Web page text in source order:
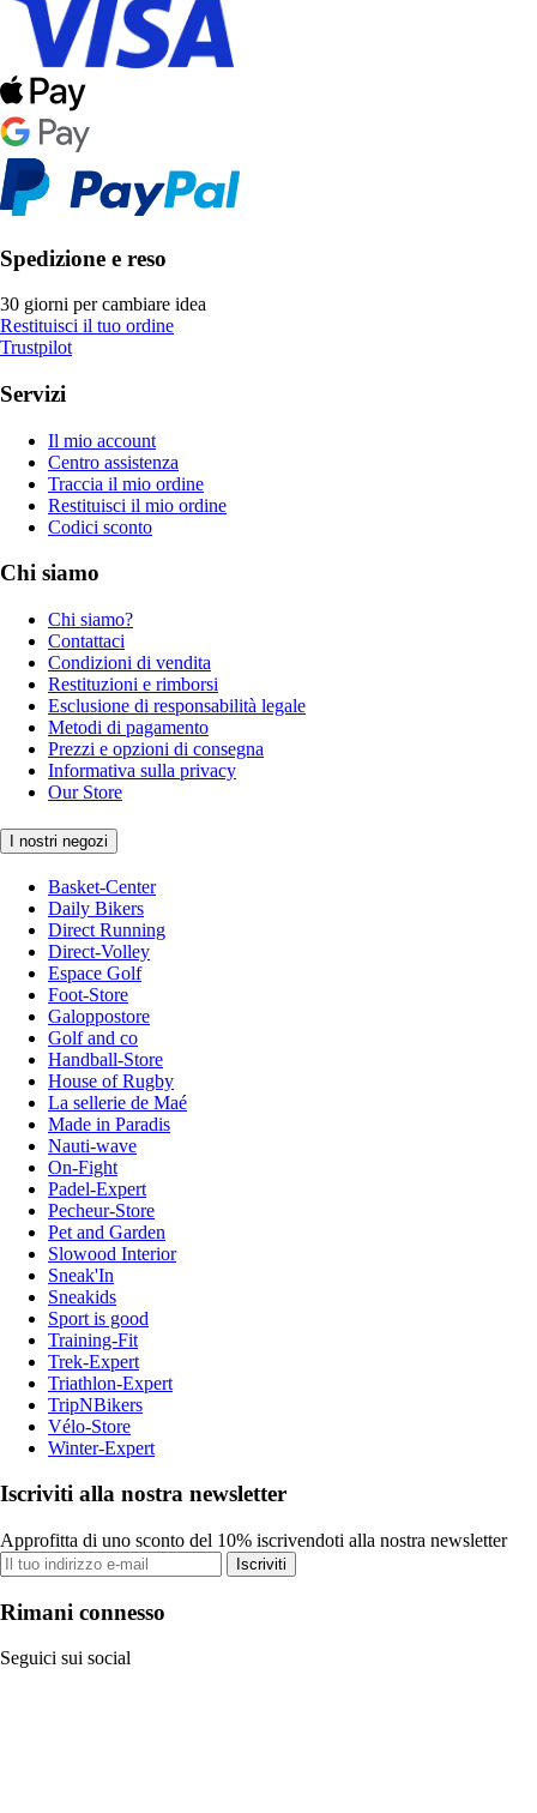
Spedizione e reso
30 giorni per cambiare idea
Restituisci il tuo ordine
Trustpilot
Servizi
Il mio account
Centro assistenza
Traccia il mio ordine
Restituisci il mio ordine
Codici sconto
Chi siamo
Chi siamo?
Contattaci
Condizioni di vendita
Restituzioni e rimborsi
Esclusione di responsabilità legale
Metodi di pagamento
Prezzi e opzioni di consegna
Informativa sulla privacy
Our Store
I nostri negozi
Basket-Center
Daily Bikers
Direct Running
Direct-Volley
Espace Golf
Foot-Store
Galoppostore
Golf and co
Handball-Store
House of Rugby
La sellerie de Maé
Made in Paradis
Nauti-wave
On-Fight
Padel-Expert
Pecheur-Store
Pet and Garden
Slowood Interior
Sneak'In
Sneakids
Sport is good
Training-Fit
Trek-Expert
Triathlon-Expert
TripNBikers
Vélo-Store
Winter-Expert
Iscriviti alla nostra newsletter
Approfitta di uno sconto del 10% iscrivendoti alla nostra newsletter
Iscriviti
Rimani connesso
Seguici sui social